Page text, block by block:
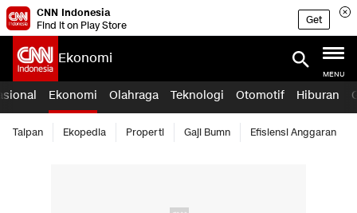
CNN Indonesia
Find it on Play Store
Get
Ekonomi
MENU
Ekonomi Olahraga Teknologi Otomotif Hiburan
Taipan Ekopedia Properti Gaji Bumn Efisiensi Anggaran